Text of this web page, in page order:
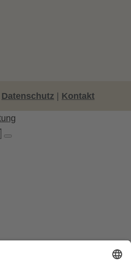
Datenschutz | Kontakt